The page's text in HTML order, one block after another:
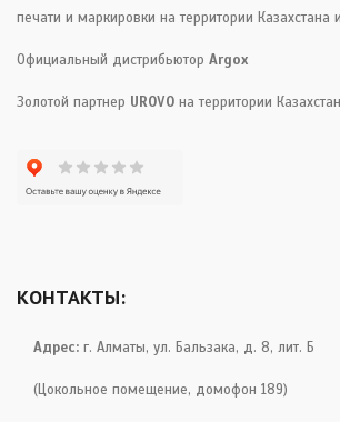
печати и маркировки на территории Казахстана
Официальный дистрибьютор Argox
Золотой партнер UROVO на территории
КОНТАКТЫ:
Адрес: г. Алматы, ул. Бальзака, д. 8, лит. Б
(Цокольное помещение, домофон 189)